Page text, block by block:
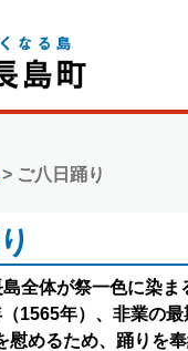
> ご八日踊り
全体が祭一色に染ま
1565年）、非業の
慰めるため、踊りを